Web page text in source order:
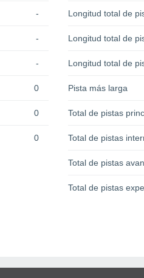
-
-
-
0
0
0
Longitud total de
Longitud total de
Longitud total de
Pista más larga
Total de pistas
Total de pistas
Total de pistas
Total de pistas